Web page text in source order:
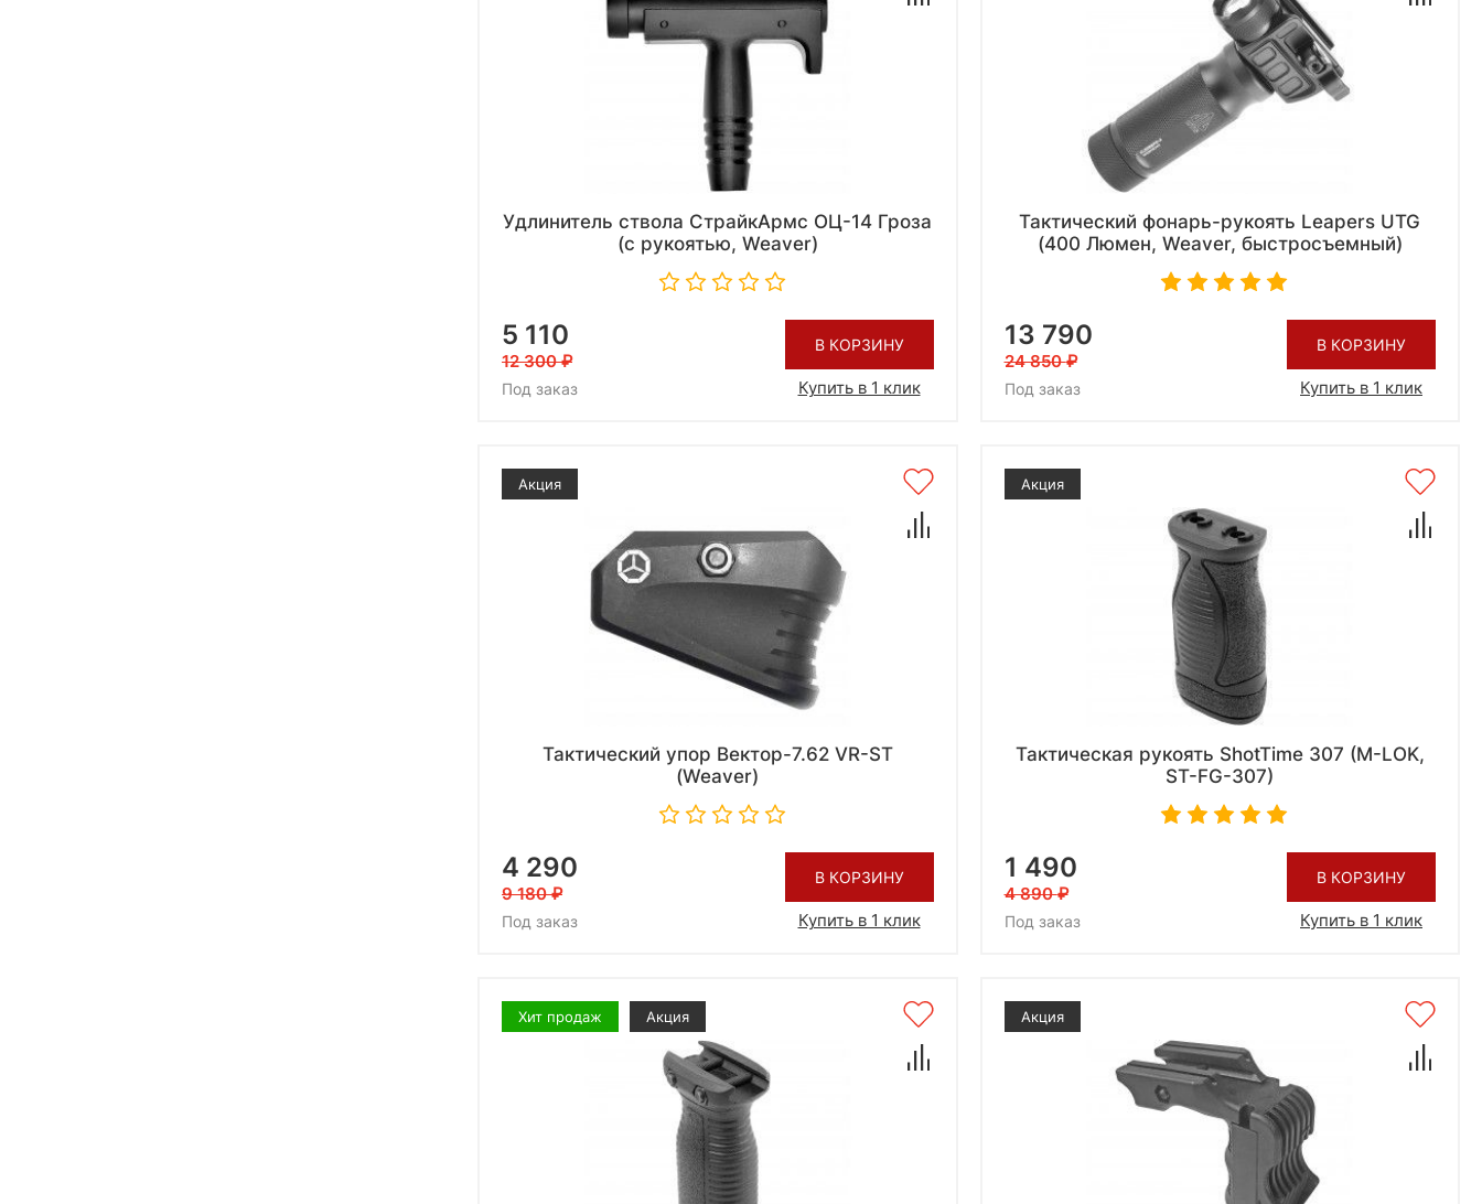
Удлинитель ствола СтрайкАрмс ОЦ-14 Гроза
(с рукоятью, Weaver)
5 110
12 300
Под заказ
В КОРЗИНУ
Купить в 1 клик
Тактический фонарь-рукоять Leapers UTG
(400 Люмен, Weaver, быстросъемный)
13 790
24 850
Под заказ
В КОРЗИНУ
Купить в 1 клик
Акция
Тактический упор Вектор-7.62 VR-ST
(Weaver)
4 290
9 180
Под заказ
В КОРЗИНУ
Купить в 1 клик
Акция
Тактическая рукоять ShotTime 307 (M-LOK,
ST-FG-307)
1 490
4 890
Под заказ
В КОРЗИНУ
Купить в 1 клик
Хит продаж Акция Акция